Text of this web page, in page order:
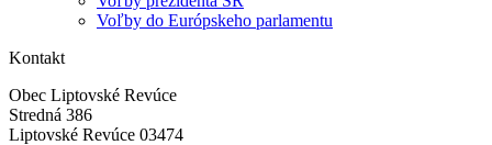
Voľby do Európskeho parlamentu
Kontakt
Obec Liptovské Revúce
Stredná 386
Liptovské Revúce 03474